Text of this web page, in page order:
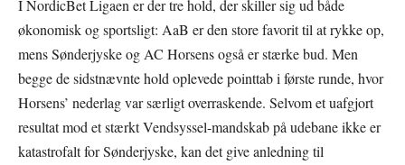
I NordicBet Ligaen er der tre hold, der skiller sig ud både
økonomisk og sportsligt: AaB er den store favorit til at rykke op,
mens Sønderjyske og AC Horsens også er stærke bud. Men
begge de sidstnævnte hold oplevede pointtab i første runde, hvor
Horsens’ nederlag var særligt overraskende. Selvom et uafgjort
resultat mod et stærkt Vendsyssel-mandskab på udebane ikke er
katastrofalt for Sønderjyske, kan det give anledning til